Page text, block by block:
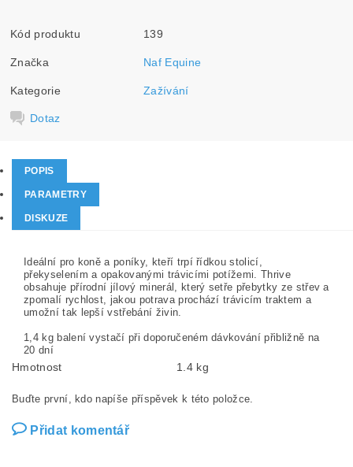
Kód produktu 139
Značka Naf Equine
Kategorie Zažívání
Dotaz
POPIS
PARAMETRY
DISKUZE
Ideální pro koně a poníky, kteří trpí řídkou stolicí,
překyselením a opakovanými trávicími potížemi. Thrive
obsahuje přírodní jílový minerál, který setře přebytky ze střev a
zpomalí rychlost, jakou potrava prochází trávicím traktem a
umožní tak lepší vstřebání živin.
1,4 kg balení vystačí při doporučeném dávkování přibližně na
20 dní
Hmotnost 1.4 kg
Buďte první, kdo napíše příspěvek k této položce.
Přidat komentář